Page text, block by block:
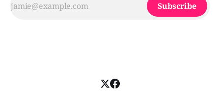
Subscribe